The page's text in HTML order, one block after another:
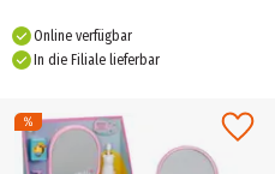
Online verfügbar
In die Filiale lieferbar